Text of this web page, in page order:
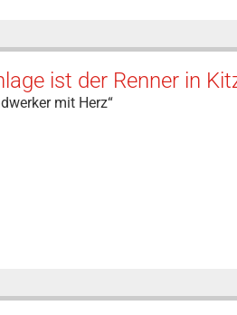
ist der Renner in
mit Herz“